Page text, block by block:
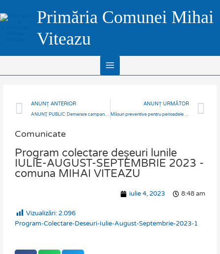
to
Primăria Comunei Mihai
Viteazu
Menu
Prev
ANUNȚ ANTERIOR
ANUNŢ PUBLIC: Demarare campanie de măsurători- UAT Mihai Viteazu
ANUNȚ URMĂTOR
Măsuri preventive pentru perioadele caniculare
Comunicate
Program colectare deşeuri lunile
IULIE-AUGUST-SEPTEMBRIE 2023 -
comuna MIHAI VITEAZU
iulie 4, 2023 8:48 am
Vizualizări: 2.096
Program-Colectare-Deseuri-Iulie-August-Septembrie-2023-1